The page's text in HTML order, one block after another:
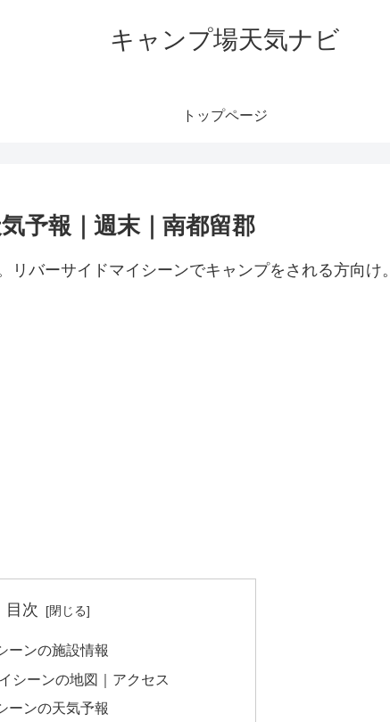
キャンプ場天気ナビ
トップページ
予報｜週末｜南都留郡
バーサイドマイシーンでキャンプをされる方向け。
目次
ーンの施設情報
シーンの地図｜アクセス
ーンの天気予報